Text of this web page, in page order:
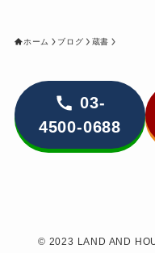
ホーム ブログ 蔵書
03-
4500-0688
© 2023 LAND AND